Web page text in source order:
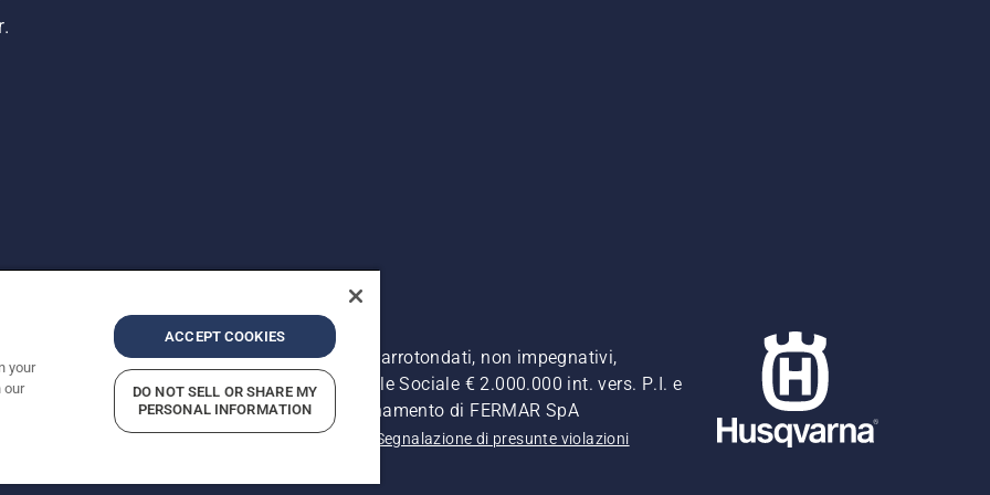
pubblicati si intendono raccomandati e arrotondati, non impegnativi,
Retrone, 49 - 36077 Altavilla Vic. (VI) - Capitale Sociale € 2.000.000 int. vers. P.I. e
- Soggetta alla Direzione e al Coordinamento di FERMAR SpA
Informativa sulla privacy Riferimenti Segnalazione di presunte violazioni
your
our
ACCEPT COOKIES
DO NOT SELL OR SHARE MY
PERSONAL INFORMATION